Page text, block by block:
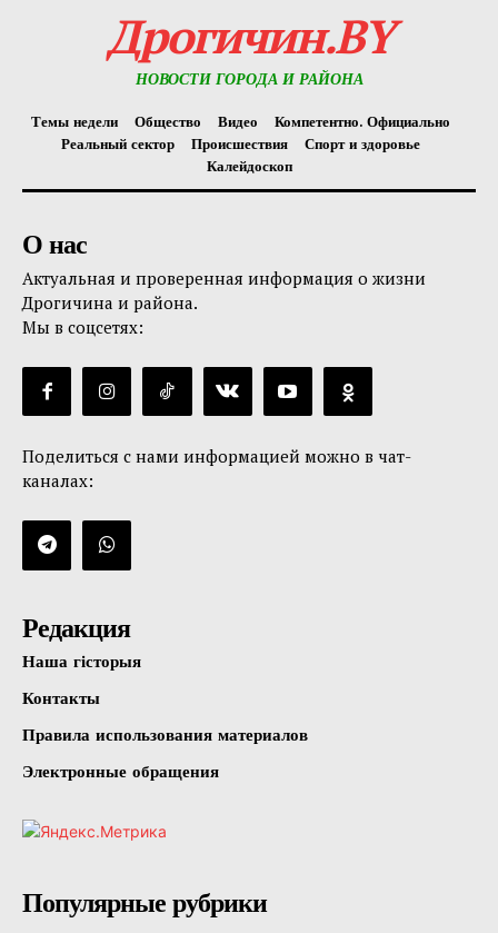
Дрогичин.BY
НОВОСТИ ГОРОДА И РАЙОНА
Темы недели Общество Видео
Компетентно. Официально
Реальный сектор
Происшествия
Спорт и здоровье
Калейдоскоп
О нас
Актуальная и проверенная информация о жизни
Дрогичина и района.
Мы в соцсетях:
Поделиться с нами информацией можно в чат-
каналах:
Редакция
Наша гісторыя
Контакты
Правила использования материалов
Электронные обращения
Популярные рубрики